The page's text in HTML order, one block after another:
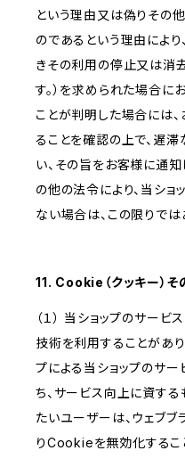
という理由又は偽りその
のであるという理由によ
きその利用の停止又は消
す。）を求められた場合に
ことが判明した場合には
ることを確認の上で、遅
い、その旨をお客様に通
の他の法令により、当シ
ない場合は、この限りでは
11. Cookie（クッキー）
（１） 当ショップのサー
技術を利用することがあり
プによる当ショップのサ
ち、サービス向上に資す
たいユーザーは、ウェブ
りCookieを無効化するこ